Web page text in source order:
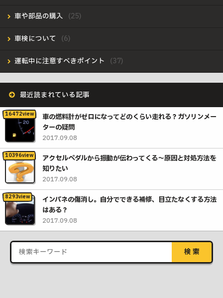
車や部品の購入
車検について
運転中に注意すべきポイント
最近読まれている記事
車の燃料計がゼロになってどのくらい走れる？ガソリンメー
ターの疑問
2017.09.08
アクセルペダルから振動が伝わってくる〜原因と対処方法を
知りたい
2017.09.08
インパネの傷消し。自分でできる補修、目立たなくする方法
はある？
2017.09.08